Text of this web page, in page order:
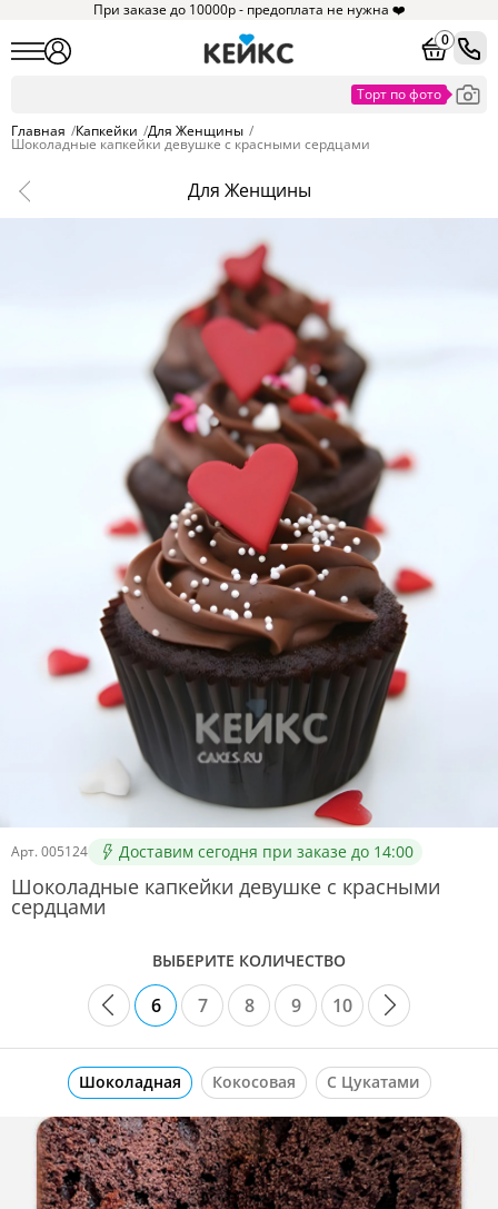
При заказе до 10000р - предоплата не нужна ❤️
0
Главная /Капкейки /Для Женщины /
Шоколадные капкейки девушке с красными сердцами
Для Женщины
Арт. 005124 Доставим сегодня при заказе до 14:00
Шоколадные капкейки девушке с красными
сердцами
ВЫБЕРИТЕ КОЛИЧЕСТВО
6 7 8 9 10
Шоколадная Кокосовая С Цукатами